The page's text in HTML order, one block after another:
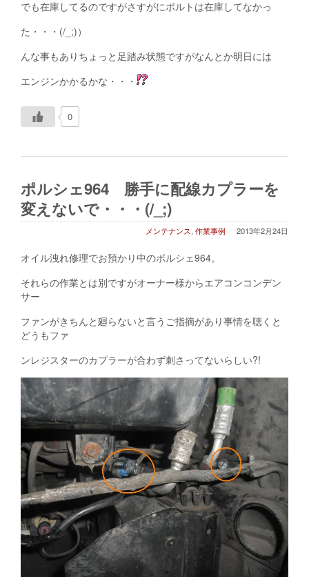
でも在庫してるのですがさすがにボルトは在庫してなかっ
た・・・(/_;)）
んな事もありちょっと足踏み状態ですがなんとか明日には
エンジンかかるかな・・・
0
ポルシェ964 勝手に配線カプラーを
変えないで・・・(/_;)
2013年2月24日
メンテナンス, 作業事例
オイル洩れ修理でお預かり中のポルシェ964。
それらの作業とは別ですがオーナー様からエアコンコンデン
サー
ファンがきちんと廻らないと言うご指摘があり事情を聴くと
どうもファ
ンレジスターのカプラーが合わず刺さってないらしい?!